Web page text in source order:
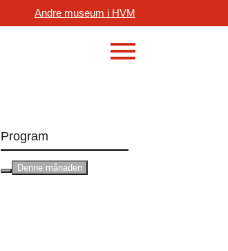
Andre museum i HVM
Program
Denne månaden